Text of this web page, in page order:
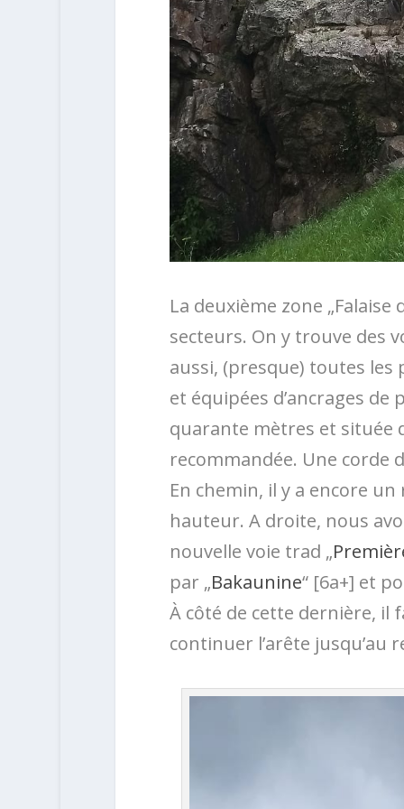
La deuxième zone
secteurs. On y trouve des
aussi, (presque) toutes
et équipées d’ancrages de
quarante mètres et située
recommandée. Une corde
En chemin, il y a encore
hauteur. A droite, nous
nouvelle voie trad „
par „Bakaunine“ [6a+] et
À côté de cette dernière, il
continuer l’arête jusqu’au